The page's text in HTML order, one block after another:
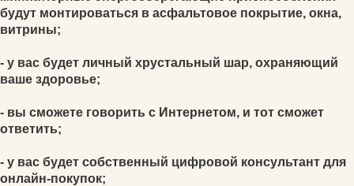
будут монтироваться в асфальтовое покрытие, окна,
витрины;
- у вас будет личный хрустальный шар, охраняющий
ваше здоровье;
- вы сможете говорить с Интернетом, и тот сможет
ответить;
- у вас будет собственный цифровой консультант для
онлайн-покупок;